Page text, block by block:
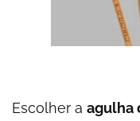
Escolher a agulha